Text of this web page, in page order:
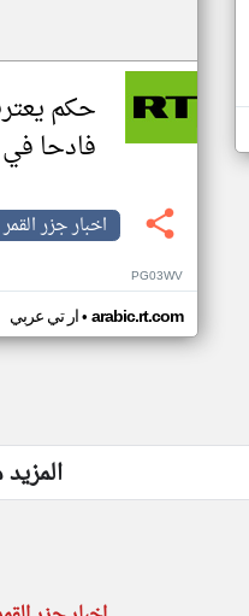
حكم
فادحا في
اخبار جزر القمر
PG03WV
ار تي عربي• arabic.rt.com